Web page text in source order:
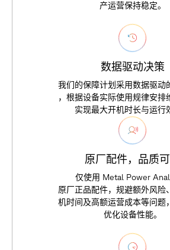
产运营保持稳定。
数据驱动决策
我们的保障计划 采用数据驱动
， 根据设备实际使用规律安排
实现最大开机时长与运行
原厂配件， 品质可
仅使用 Metal Power Anal
原厂正品配件， 规避额外风 险、
机时间及高额运营成本等问题，
优化设备性能。